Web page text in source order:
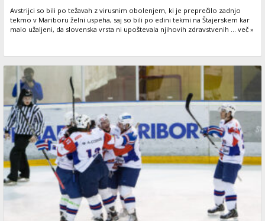
Avstrijci so bili po težavah z virusnim obolenjem, ki je preprečilo zadnjo
tekmo v Mariboru želni uspeha, saj so bili po edini tekmi na Štajerskem kar
malo užaljeni, da slovenska vrsta ni upoštevala njihovih zdravstvenih ... več »